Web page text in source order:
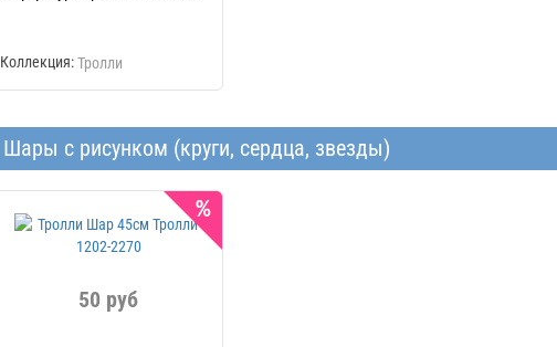
Коллекция:Тролли
Шары с рисунком (круги, сердца, звезды)
50 руб